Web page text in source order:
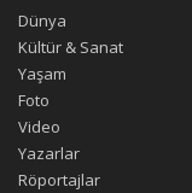
Dünya
Kültür & Sanat
Yaşam
Foto
Video
Yazarlar
Röportajlar